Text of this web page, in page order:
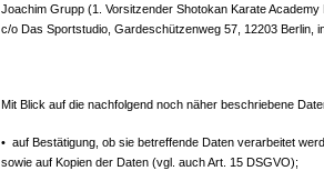
Joachim Grupp (1. Vorsitzender Shotokan Karate Academy
c/o Das Sportstudio, Gardeschützenweg 57, 12203 Berlin,
Mit Blick auf die nachfolgend noch näher beschriebene
• auf Bestätigung, ob sie betreffende Daten verarbeitet
sowie auf Kopien der Daten (vgl. auch Art. 15 DSGVO);